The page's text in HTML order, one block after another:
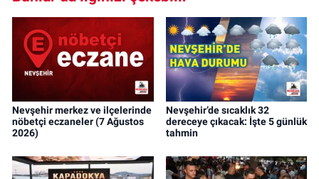
Nevşehir merkez ve ilçelerinde
nöbetçi eczaneler (7 Ağustos
2026)
Nevşehir’de sıcaklık 32
dereceye çıkacak: İşte 5 günlük
tahmin